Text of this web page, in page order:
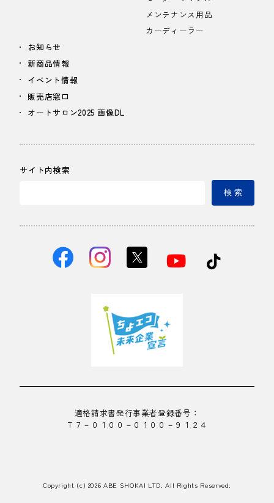
メンテナンス用品
カーディーラー
お知らせ
新商品情報
イベント情報
販売店窓口
オートサロン2025 画像DL
サイト内検索
検 索
適格請求書発行事業者登録番号：
Ｔ７－０１００－０１００－９１２４
Copyright (c) 2026 ABE SHOKAI LTD. All Rights Reserved.